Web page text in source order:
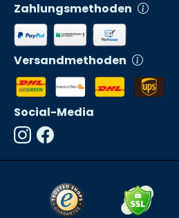
Zahlungsmethoden
Versandmethoden
Social-Media